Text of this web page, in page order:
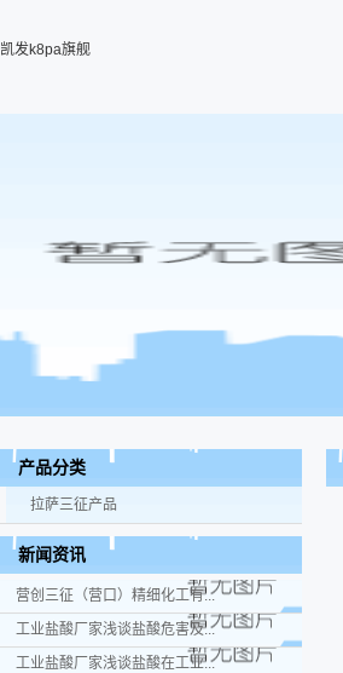
凯发k8pa旗舰
产品分类
拉萨三征产品
新闻资讯
营创三征（营口）精细化工有...
工业盐酸厂家浅谈盐酸危害及...
工业盐酸厂家浅谈盐酸在工业...